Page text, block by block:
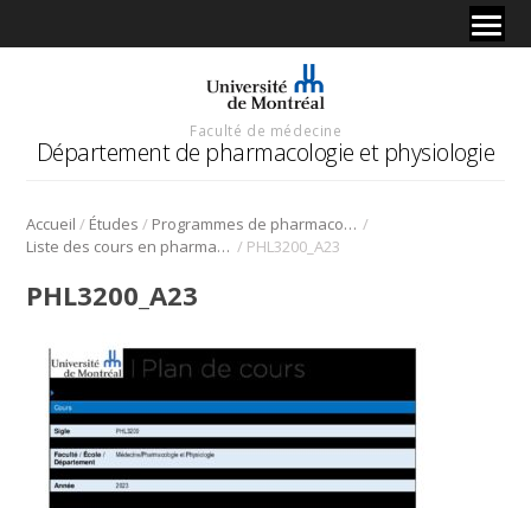
Faculté de médecine
Département de pharmacologie et physiologie
Accueil / Études / Programmes de pharmacologie /
Liste des cours en pharmacologie / PHL3200_A23
PHL3200_A23